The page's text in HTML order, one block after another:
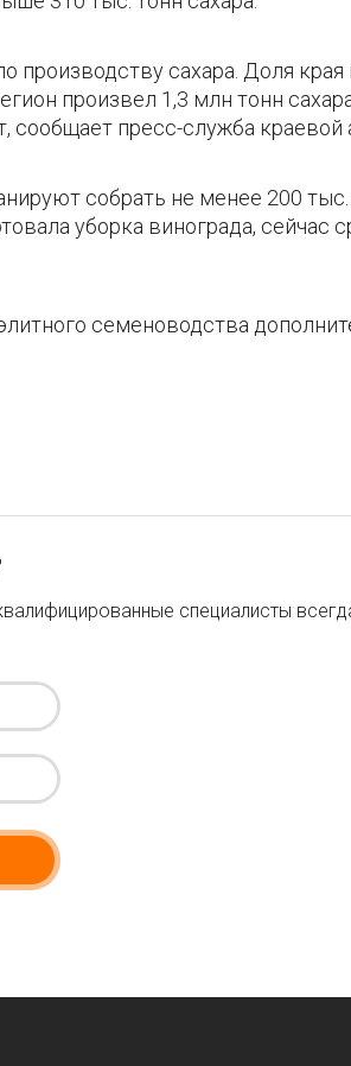
производству сахара. Доля
произвел 1,3 млн тонн
сообщает пресс-служба краевой
собрать не менее 200
уборка винограда, сейчас
семеноводства
специалисты